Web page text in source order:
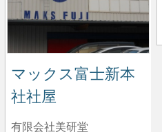
マックス富士新本
社社屋
有限会社美研堂